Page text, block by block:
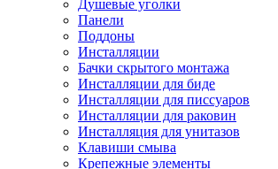
Душевые уголки
Панели
Поддоны
Инсталляции
Бачки скрытого монтажа
Инсталляции для биде
Инсталляции для писсуаров
Инсталляции для раковин
Инсталляция для унитазов
Клавиши смыва
Крепежные элементы